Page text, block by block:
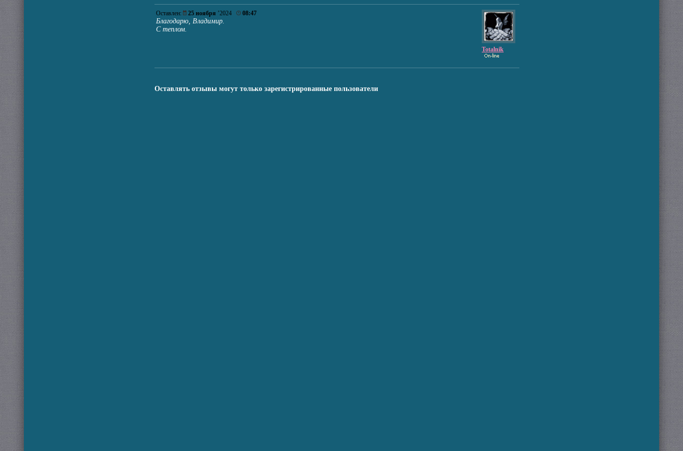
Оставлен: 25 ноября ’2024 08:47
Благодарю, Владимир.
С теплом.
Totalnik
Оставлять отзывы могут только зарегистрированные пользователи